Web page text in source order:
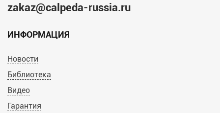
zakaz@calpeda-russia.ru
ИНФОРМАЦИЯ
Новости
Библиотека
Видео
Гарантия